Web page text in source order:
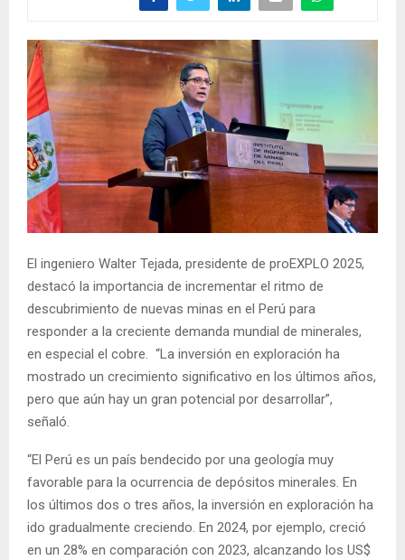
El ingeniero Walter Tejada, presidente de proEXPLO 2025,
destacó la importancia de incrementar el ritmo de
descubrimiento de nuevas minas en el Perú para
responder a la creciente demanda mundial de minerales,
en especial el cobre. “La inversión en exploración ha
mostrado un crecimiento significativo en los últimos años,
pero que aún hay un gran potencial por desarrollar”,
señaló.
“El Perú es un país bendecido por una geología muy
favorable para la ocurrencia de depósitos minerales. En
los últimos dos o tres años, la inversión en exploración ha
ido gradualmente creciendo. En 2024, por ejemplo, creció
en un 28% en comparación con 2023, alcanzando los US$